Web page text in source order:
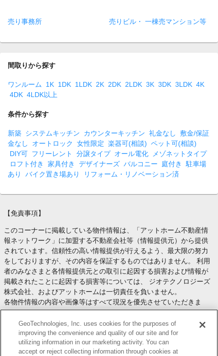
売り事務所 売りビル・ 一棟売マンション等
間取りから探す
ワンルーム 1K 1DK 1LDK 2K 2DK 2LDK 3K 3DK 3LDK 4K
4DK 4LDK以上
条件から探す
新築 システムキッチン カウンターキッチン 礼金なし
敷金/保証
金なし
オートロック 女性限定 楽器可(相談) ペット可(相談)
DIY可 フリーレント 分譲タイプ オール電化
メゾネットタイプ
ロフト付き
家具付き デザイナーズ バルコニー 庭付き
駐車場
あり
バイク置き場あり リフォーム・リノベーション済
【免責事項】
このコーナーに掲載している物件情報は、「アットホーム不動産情
報ネットワーク」に加盟する不動産会社等（情報提供元）から提供
されています。信頼性の高い情報提供が行えるよう、最大限の努力
をしておりますが、その内容を保証するものではありません。 利用
者のみなさまと各情報提供元との取引に起因する損害および情報が
掲載されたことに起因する損害等については、 ジオテクノロジーズ
株式会社、およびアットホームは一切責任を負いません。
各物件情報の内容や画像等はすべて現況を優先させていただきま
す。
お取引等（お取引の準備、資金調達等を含みます）の際には、内容
や契約条件等について、 各情報提供元より十分な説明を受け、ご自
身でご確認の上、判断してください。
このコーナーへの物件情報のご掲載、その他不動産業務ソリューシ
GeoTechnologies, Inc. uses cookies for the purposes of
improving the convenience and quality of our site and for
utilizing information in our marketing activity. You can
accept or reject collecting information through cookies at